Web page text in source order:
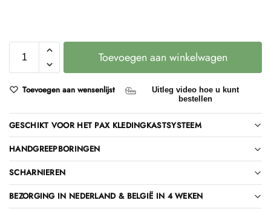
Toevoegen aan winkelwagen
Toevoegen aan wensenlijst
Uitleg video hoe u kunt
bestellen
GESCHIKT VOOR HET PAX KLEDINGKASTSYSTEEM
HANDGREEPBORINGEN
SCHARNIEREN
BEZORGING IN NEDERLAND & BELGIË IN 4 WEKEN